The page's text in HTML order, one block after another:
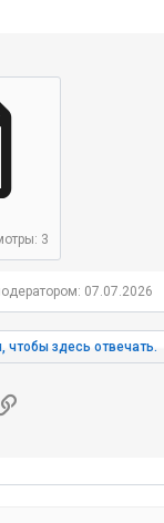
3
07.07.2026
чтобы здесь отвечать.
почта
Ссылка